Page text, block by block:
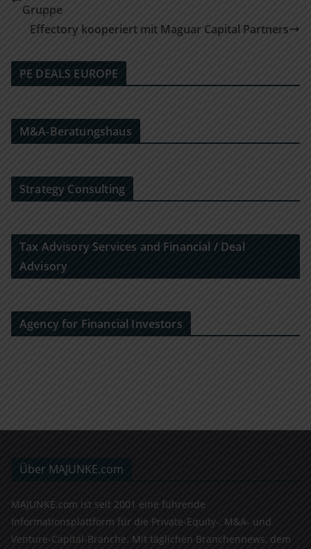
Gruppe
Effectory kooperiert mit Maguar Capital Partners
PE DEALS EUROPE
M&A-Beratungshaus
Strategy Consulting
Tax Advisory Services and Financial / Deal
Advisory
Agency for Financial Investors
Über MAJUNKE.com
MAJUNKE.com ist seit 2001 eine führende
Informationsplattform für die Private-Equity-, M&A- und
Venture-Capital-Branche. Mit täglichen Branchennews, dem